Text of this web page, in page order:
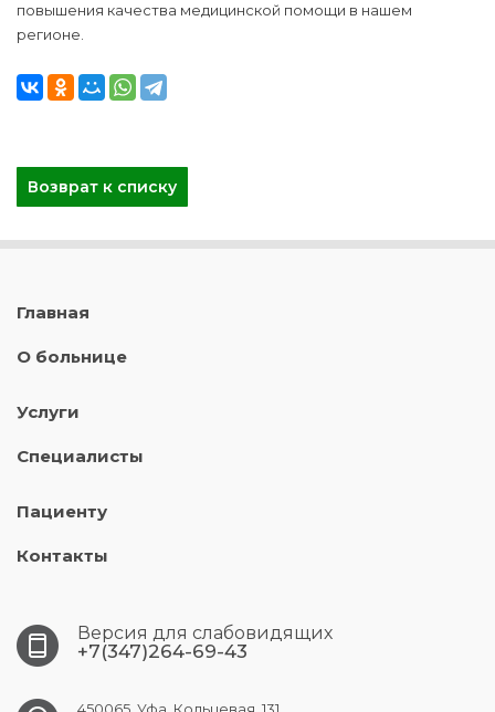
повышения качества медицинской помощи в нашем
регионе.
Возврат к списку
Главная
О больнице
Услуги
Специалисты
Пациенту
Контакты
Версия для слабовидящих
+7(347)264-69-43